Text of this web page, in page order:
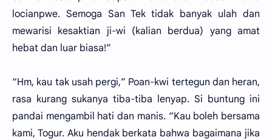
locianpwe. Semoga San Tek tidak banyak ulah dan
mewarisi kesaktian ji-wi (kalian berdua) yang amat
hebat dan luar biasa!”
“Hm, kau tak usah pergi,” Poan-kwi tertegun dan heran,
rasa kurang sukanya tiba-tiba lenyap. Si buntung ini
pandai mengambil hati dan manis. “Kau boleh bersama
kami, Togur. Aku hendak berkata bahwa bagaimana jika